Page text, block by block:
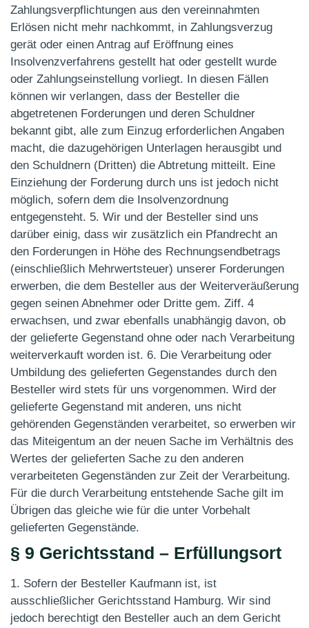
Zahlungsverpflichtungen aus den vereinnahmten
Erlösen nicht mehr nachkommt, in Zahlungsverzug
gerät oder einen Antrag auf Eröffnung eines
Insolvenzverfahrens gestellt hat oder gestellt wurde
oder Zahlungseinstellung vorliegt. In diesen Fällen
können wir verlangen, dass der Besteller die
abgetretenen Forderungen und deren Schuldner
bekannt gibt, alle zum Einzug erforderlichen Angaben
macht, die dazugehörigen Unterlagen herausgibt und
den Schuldnern (Dritten) die Abtretung mitteilt. Eine
Einziehung der Forderung durch uns ist jedoch nicht
möglich, sofern dem die Insolvenzordnung
entgegensteht. 5. Wir und der Besteller sind uns
darüber einig, dass wir zusätzlich ein Pfandrecht an
den Forderungen in Höhe des Rechnungsendbetrags
(einschließlich Mehrwertsteuer) unserer Forderungen
erwerben, die dem Besteller aus der Weiterveräußerung
gegen seinen Abnehmer oder Dritte gem. Ziff. 4
erwachsen, und zwar ebenfalls unabhängig davon, ob
der gelieferte Gegenstand ohne oder nach Verarbeitung
weiterverkauft worden ist. 6. Die Verarbeitung oder
Umbildung des gelieferten Gegenstandes durch den
Besteller wird stets für uns vorgenommen. Wird der
gelieferte Gegenstand mit anderen, uns nicht
gehörenden Gegenständen verarbeitet, so erwerben wir
das Miteigentum an der neuen Sache im Verhältnis des
Wertes der gelieferten Sache zu den anderen
verarbeiteten Gegenständen zur Zeit der Verarbeitung.
Für die durch Verarbeitung entstehende Sache gilt im
Übrigen das gleiche wie für die unter Vorbehalt
gelieferten Gegenstände.
§ 9 Gerichtsstand – Erfüllungsort
1. Sofern der Besteller Kaufmann ist, ist
ausschließlicher Gerichtsstand Hamburg. Wir sind
jedoch berechtigt den Besteller auch an dem Gericht